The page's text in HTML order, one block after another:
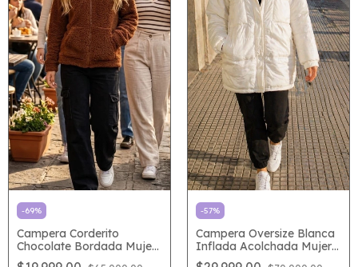
-69%
Campera Corderito
Chocolate Bordada Mujer
Importada | Abrigo
-57%
Campera Oversize Blanca
Inflada Acolchada Mujer
Invierno 2026 | Estilo